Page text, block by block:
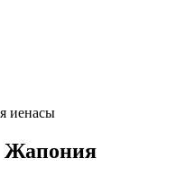
иенасы